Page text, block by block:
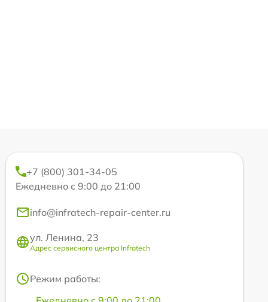
+7 (800) 301-34-05
Ежедневно с 9:00 до 21:00
info@infratech-repair-center.ru
ул. Ленина, 23
Адрес сервисного центра Infratech
Режим работы: